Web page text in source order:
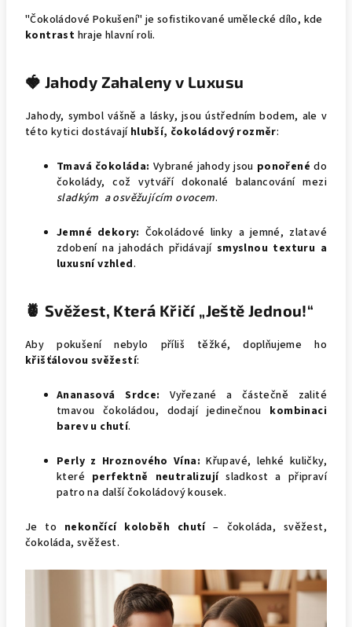
"Čokoládové Pokušení" je sofistikované umělecké dílo, kde
kontrast hraje hlavní roli.
🍓 Jahody Zahaleny v Luxusu
Jahody, symbol vášně a lásky, jsou ústředním bodem, ale v
této kytici dostávají hlubší, čokoládový rozměr:
Tmavá čokoláda: Vybrané jahody jsou ponořené do
čokolády, což vytváří dokonalé balancování mezi
sladkým a osvěžujícím ovocem.
Jemné dekory: Čokoládové linky a jemné, zlatavé
zdobení na jahodách přidávají smyslnou texturu a
luxusní vzhled.
🍍 Svěžest, Která Křičí „Ještě Jednou!“
Aby pokušení nebylo příliš těžké, doplňujeme ho
křišťálovou svěžestí:
Ananasová Srdce: Vyřezané a částečně zalité
tmavou čokoládou, dodají jedinečnou kombinaci
barev u chutí.
Perly z Hroznového Vína: Křupavé, lehké kuličky,
které perfektně neutralizujísladkost a připraví
patro na další čokoládový kousek.
Je to nekončící koloběh chutí– čokoláda, svěžest,
čokoláda, svěžest.